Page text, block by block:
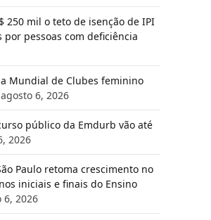
250 mil o teto de isenção de IPI
pessoas com deficiência
Mundial de Clubes feminino
agosto 6, 2026
público da Emdurb vão até
2026
Paulo retoma crescimento no
iniciais e finais do Ensino
6, 2026